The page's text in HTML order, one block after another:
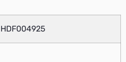
HDF004925